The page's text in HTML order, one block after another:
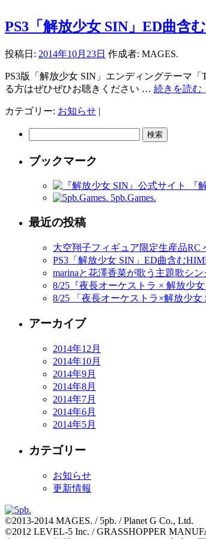
PS3「解放少女 SIN」ED曲含
投稿日: 2014年10月23日 作成者: MAGES.
PS3版「解放少女 SIN」エンディングテーマ
る方はぜひぜひお聴きください … 続きを読む
カテゴリー: お知らせ |
ブックマーク
『
5pb.Games.
最近の投稿
大空翔子フィギュア限定生産品RC
PS3「解放少女 SIN」ED曲含む
marinaと花澤香菜が歌う主題歌シ
8/25『夜長オーケストラ × 解放少
8/25 「夜長オーケストラ×解放少
アーカイブ
2014年12月
2014年10月
2014年9月
2014年8月
2014年7月
2014年6月
2014年5月
カテゴリー
お知らせ
更新情報
©2013-2014 MAGES. / 5pb. / Planet G Co., Ltd.
©2012 LEVEL-5 Inc. / GRASSHOPPER